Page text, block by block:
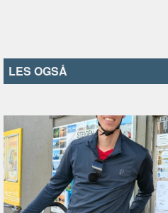
LES OGSÅ